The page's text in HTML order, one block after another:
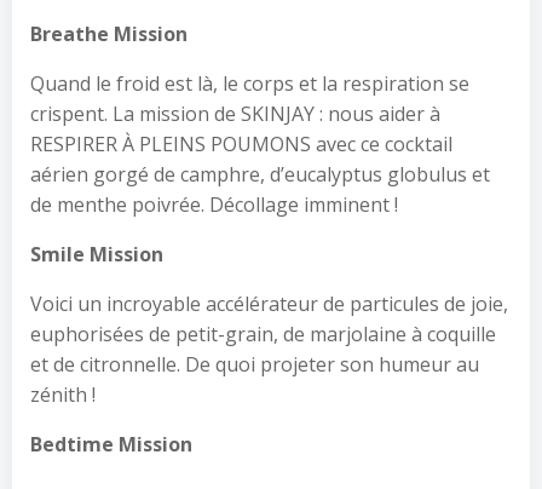
Breathe Mission
Quand le froid est là, le corps et la respiration se
crispent. La mission de SKINJAY : nous aider à
RESPIRER À PLEINS POUMONS avec ce cocktail
aérien gorgé de camphre, d’eucalyptus globulus et
de menthe poivrée. Décollage imminent !
Smile Mission
Voici un incroyable accélérateur de particules de joie,
euphorisées de petit-grain, de marjolaine à coquille
et de citronnelle. De quoi projeter son humeur au
zénith !
Bedtime Mission